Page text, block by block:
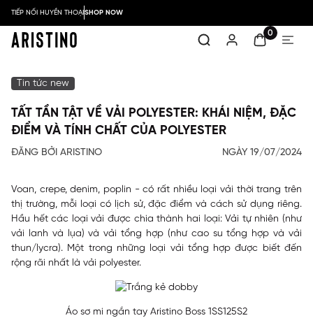
TIẾP NỐI HUYỀN THOẠISHOP NOW
0
Tin tức new
TẤT TẦN TẬT VỀ VẢI POLYESTER: KHÁI NIỆM, ĐẶC
ĐIỂM VÀ TÍNH CHẤT CỦA POLYESTER
ĐĂNG BỞI ARISTINO NGÀY 19/07/2024
Voan, crepe, denim, poplin - có rất nhiều loại vải thời trang trên
thị trường, mỗi loại có lịch sử, đặc điểm và cách sử dụng riêng.
Hầu hết các loại vải được chia thành hai loại: Vải tự nhiên (như
vải lanh và lụa) và vải tổng hợp (như cao su tổng hợp và vải
thun/lycra). Một trong những loại vải tổng hợp được biết đến
rộng rãi nhất là vải polyester.
Áo sơ mi ngắn tay Aristino Boss 1SS125S2